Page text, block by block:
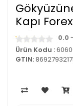
Kapı
0.0
Ürün Kodu :
GTIN: